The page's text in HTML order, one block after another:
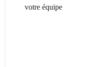
votre équipe